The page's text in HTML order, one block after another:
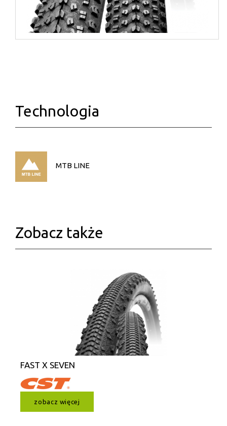
Technologia
MTB LINE
Zobacz także
FAST X SEVEN
zobacz więcej